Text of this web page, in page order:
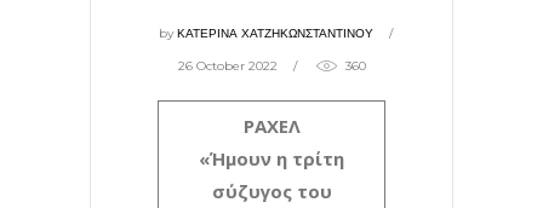
byΚΑΤΕΡΙΝΑ ΧΑΤΖΗΚΩΝΣΤΑΝΤΙΝΟΥ
26 October 2022 360
ΡΑΧΕΛ
«Ήμουν η τρίτη
σύζυγος του